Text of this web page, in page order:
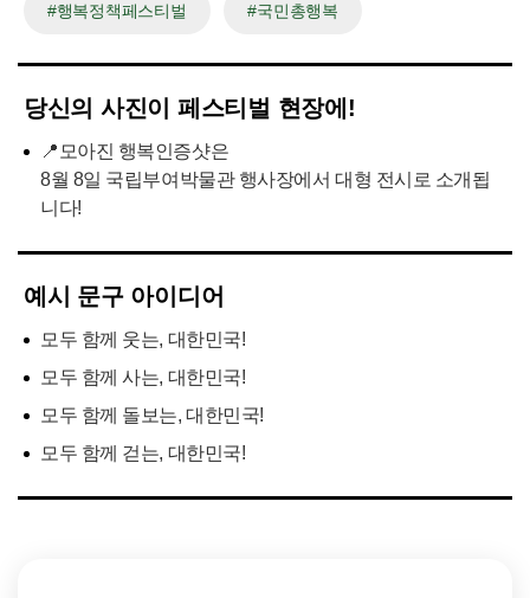
#행복정책페스티벌 #국민총행복
당신의 사진이 페스티벌 현장에!
📍모아진 행복인증샷은
8월 8일 국립부여박물관 행사장에서 대형 전시로 소개됩
니다!
예시 문구 아이디어
모두 함께 웃는, 대한민국!
모두 함께 사는, 대한민국!
모두 함께 돌보는, 대한민국!
모두 함께 걷는, 대한민국!